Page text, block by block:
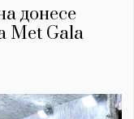
донесе
Met Gala